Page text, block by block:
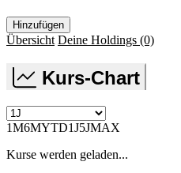
Hinzufügen
Übersicht Deine Holdings (0)
Kurs-Chart
1M6MYTD1J5JMAX
Kurse werden geladen...